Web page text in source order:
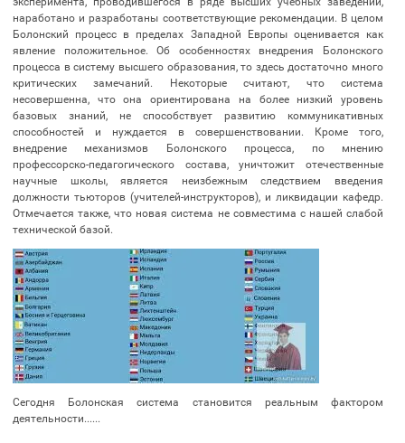
наработано и разработаны соответствующие рекомендации. В целом
Болонский процесс в пределах Западной Европы оценивается как
явление положительное. Об особенностях внедрения Болонского
процесса в систему высшего образования, то здесь достаточно много
критических замечаний. Некоторые считают, что система
несовершенна, что она ориентирована на более низкий уровень
базовых знаний, не способствует развитию коммуникативных
способностей и нуждается в совершенствовании. Кроме того,
внедрение механизмов Болонского процесса, по мнению
профессорско-педагогического состава, уничтожит отечественные
научные школы, является неизбежным следствием введения
должности тьюторов (учителей-инструкторов), и ликвидации кафедр.
Отмечается также, что новая система не совместима с нашей слабой
технической базой.
Сегодня Болонская система становится реальным фактором
деятельности......